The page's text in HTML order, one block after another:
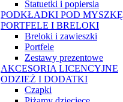
Statuetki i popiersia
PODKŁADKI POD MYSZKĘ
PORTFELE I BRELOKI
Breloki i zawieszki
Portfele
Zestawy prezentowe
AKCESORIA LICENCYJNE
ODZIEŻ I DODATKI
Czapki